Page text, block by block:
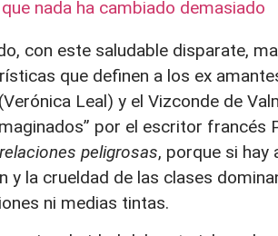
nada ha cambiado demasiado
con este saludable disparate,
que definen a los ex
Leal) y el Vizconde de
por el escritor francés
peligrosas, porque si hay
y la crueldad de las clases
ni medias tintas.